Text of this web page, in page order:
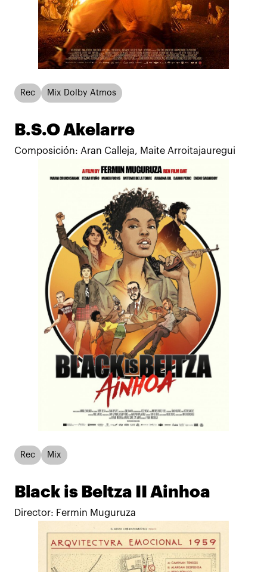
Rec Mix Dolby Atmos
B.S.O Akelarre
Composición: Aran Calleja, Maite Arroitajauregui
Rec Mix
Black is Beltza II Ainhoa
Director: Fermin Muguruza